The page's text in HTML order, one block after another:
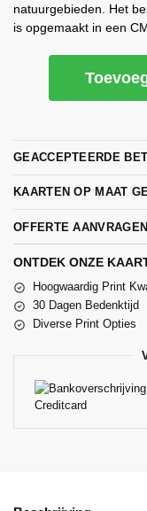
natuurgebieden. Het
is opgemaakt in een
GEACCEPTEERDE
KAARTEN OP MAAT
OFFERTE
ONTDEK ONZE
Hoogwaardig Print
30 Dagen Bedenktijd
Diverse Print Opties